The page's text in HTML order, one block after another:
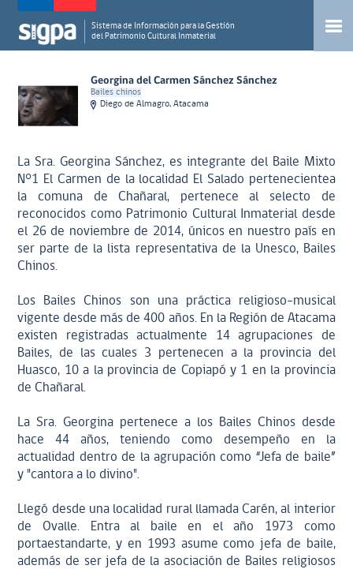
Sistema de Información para la Gestión
del Patrimonio Cultural Inmaterial
Georgina del Carmen Sánchez Sánchez
Bailes chinos
Diego de Almagro, Atacama
La Sra. Georgina Sánchez, es integrante del Baile Mixto
N°1 El Carmen de la localidad El Salado pertenecientea
la comuna de Chañaral, pertenece al selecto de
reconocidos como Patrimonio Cultural Inmaterial desde
el 26 de noviembre de 2014, únicos en nuestro país en
ser parte de la lista representativa de la Unesco, Bailes
Chinos.
Los Bailes Chinos son una práctica religioso-musical
vigente desde más de 400 años. En la Región de Atacama
existen registradas actualmente 14 agrupaciones de
Bailes, de las cuales 3 pertenecen a la provincia del
Huasco, 10 a la provincia de Copiapó y 1 en la provincia
de Chañaral.
La Sra. Georgina pertenece a los Bailes Chinos desde
hace 44 años, teniendo como desempeño en la
actualidad dentro de la agrupación como “Jefa de baile”
y "cantora a lo divino".
Llegó desde una localidad rural llamada Carén, al interior
de Ovalle. Entra al baile en el año 1973 como
portaestandarte, y en 1993 asume como jefa de baile,
además de ser jefa de la asociación de Bailes religiosos